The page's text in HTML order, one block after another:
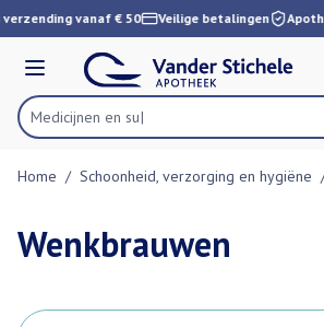
Ga naar de inhoud
1 van 1vanaf € 50 Veilige betalingen
Menu
Product, merk, categorie...
Home / Schoonheid, verzorging en hygiëne
Wenkbrauwen